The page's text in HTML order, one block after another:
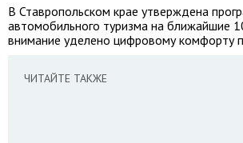
В Ставропольском крае утверждена
автомобильного туризма на ближайшие
внимание уделено цифровому комфорту
ЧИТАЙТЕ ТАКЖЕ